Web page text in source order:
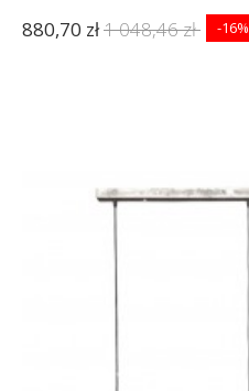
880,70 zł1 048,46 zł -16%